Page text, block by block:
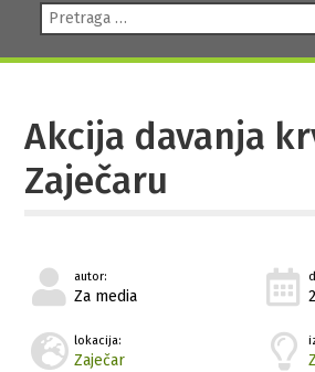
Pretraga:
Akcija davanja
Zaječaru
autor:
Za media
lokacija:
Zaječar